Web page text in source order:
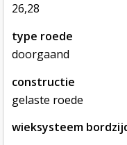
26,28
type roede
doorgaand
constructie
gelaste roede
wieksysteem